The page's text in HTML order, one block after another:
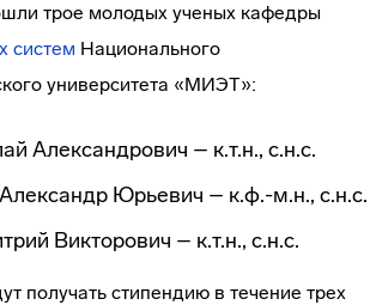
трое молодых ученых кафедры
систем Национального
университета «МИЭТ»:
Александрович – к.т.н., с.н.с.
Юрьевич – к.ф.-м.н., с.н.с.
Викторович – к.т.н., с.н.с.
получать стипендию в течение трех